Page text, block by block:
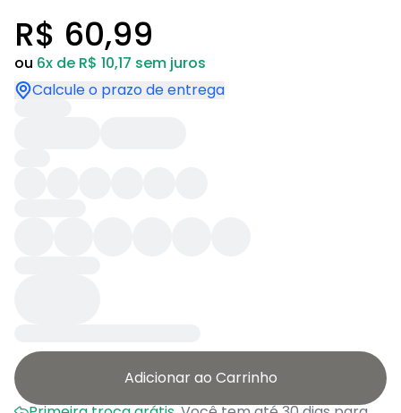
R$ 60,99
ou 6x de R$ 10,17 sem juros
Calcule o prazo de entrega
Adicionar ao Carrinho